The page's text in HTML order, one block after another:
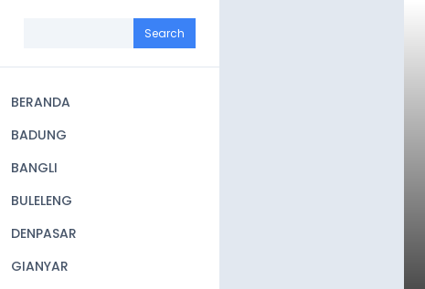
navigation
BERANDA
BADUNG
BANGLI
BULELENG
DENPASAR
GIANYAR